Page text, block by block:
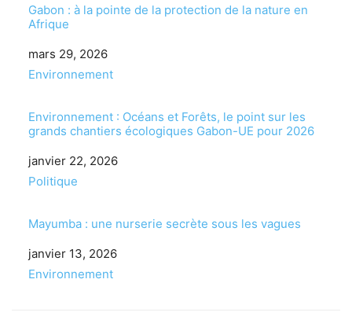
Gabon : à la pointe de la protection de la nature en
Afrique
Date
mars 29, 2026
Par rapport à
Environnement
Environnement : Océans et Forêts, le point sur les
grands chantiers écologiques Gabon-UE pour 2026
Date
janvier 22, 2026
Par rapport à
Politique
Mayumba : une nurserie secrète sous les vagues
Date
janvier 13, 2026
Par rapport à
Environnement